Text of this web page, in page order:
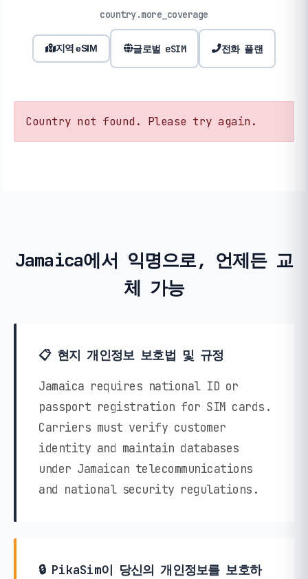
country.more_coverage
지역 eSIM 글로벌 eSIM 전화 플랜
Country not found. Please try again.
Jamaica에서 익명으로, 언제든 교
체 가능
📋 현지 개인정보 보호법 및 규정
Jamaica requires national ID or
passport registration for SIM cards.
Carriers must verify customer
identity and maintain databases
under Jamaican telecommunications
and national security regulations.
🔒 PikaSim이 당신의 개인정보를 보호하